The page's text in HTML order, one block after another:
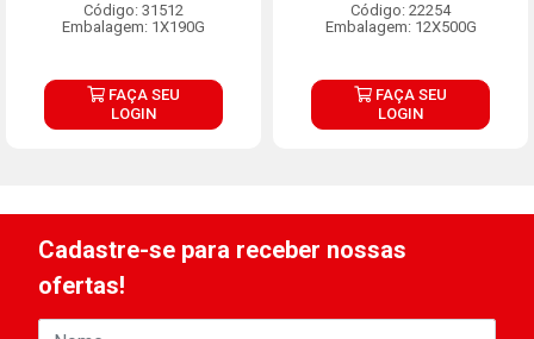
Código: 31512
Embalagem: 1X190G
FAÇA SEU
LOGIN
Código: 22254
Embalagem: 12X500G
FAÇA SEU
LOGIN
Cadastre-se para receber nossas
ofertas!